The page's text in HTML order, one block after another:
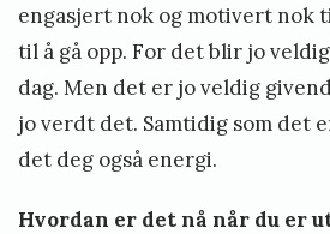
engasjert nok og motivert nok
til å gå opp. For det blir jo
dag. Men det er jo veldig
jo verdt det. Samtidig som det
det deg også energi.
Hvordan er det nå når du er